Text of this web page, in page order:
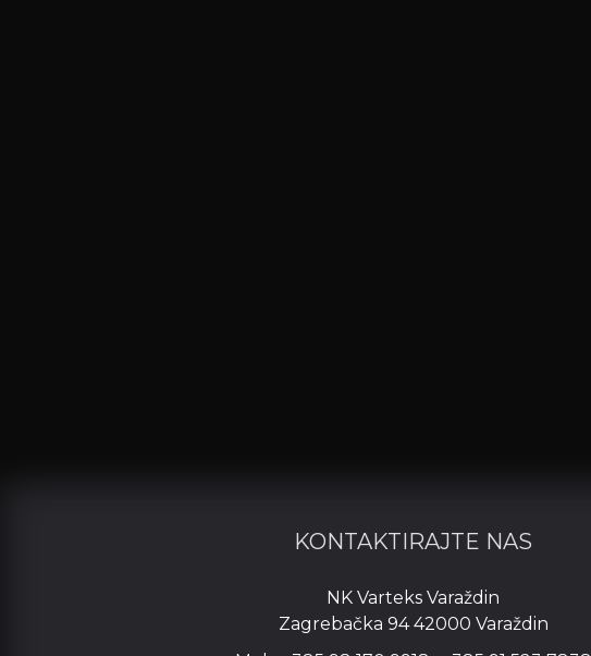
KONTAKTIRAJTE NAS
NK Varteks Varaždin
Zagrebačka 94 42000 Varaždin